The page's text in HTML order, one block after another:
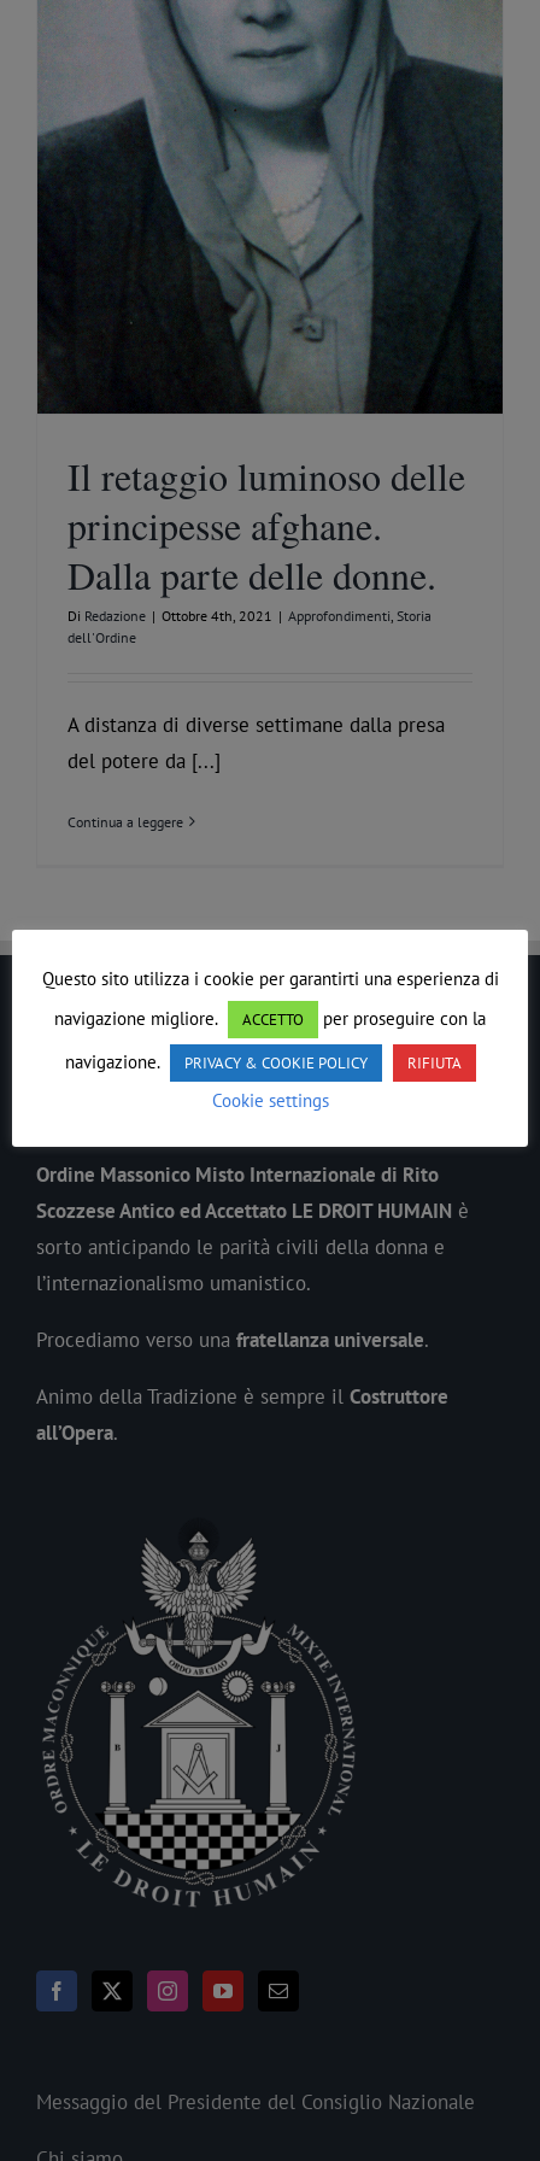
Il retaggio luminoso delle
principesse afghane.
Dalla parte delle donne.
Di Redazione | Ottobre 4th, 2021 | Approfondimenti Storia
dell'Ordine
A distanza di diverse settimane dalla presa
del potere da [...]
Continua a leggere
LE DROIT HUMAIN
In ogni epoca ilLavoro Massonicosi è evoluto
precedendo lo spirito del suo tempo.
Ordine Massonico Misto Internazionale di Rito
Scozzese Antico ed Accettato LE DROIT HUMAIN è
sorto anticipando le parità civili della donna e
l’internazionalismo umanistico.
Procediamo verso una fratellanza universale.
Animo della Tradizione è sempre il Costruttore
all’Opera.
Messaggio del Presidente del Consiglio Nazionale
Questo sito utilizza i cookie per garantirti una esperienza di
navigazione migliore.
ACCETTO
per proseguire con la
navigazione.
PRIVACY & COOKIE POLICY RIFIUTA
Cookie settings